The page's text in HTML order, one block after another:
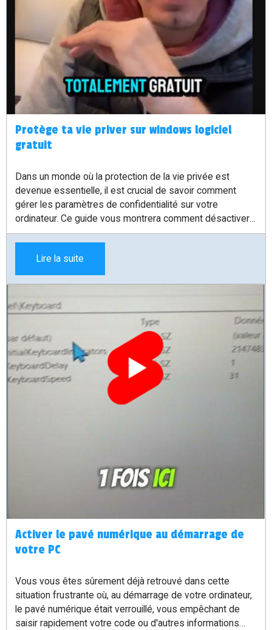
Protège ta vie priver sur windows logiciel
gratuit
Dans un monde où la protection de la vie privée est
devenue essentielle, il est crucial de savoir comment
gérer les paramètres de confidentialité sur votre
ordinateur. Ce guide vous montrera comment désactiver
les options de suivi et de télémétrie sur Windows, le tout
grâce à un logiciel totalement gratuit. Suivez ces étapes
simples pour renforcer votre sécurité et protéger vos
données personnelles.
Lire la suite
Activer le pavé numérique au démarrage de
votre PC
Vous vous êtes sûrement déjà retrouvé dans cette
situation frustrante où, au démarrage de votre ordinateur,
le pavé numérique était verrouillé, vous empêchant de
saisir rapidement votre code ou d'autres informations